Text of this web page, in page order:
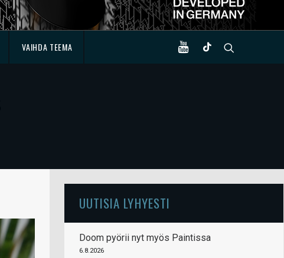
VAIHDA TEEMA
UUTISIA LYHYESTI
Doom pyörii nyt myös Paintissa
6.8.2026